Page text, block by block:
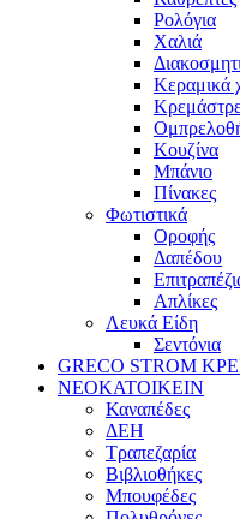
Ρολόγια
Χαλιά
Κεραμικά
Κουζίνα
Μπάνιο
Πίνακες
Φωτιστικά
Οροφής
Δαπέδου
Απλίκες
Λευκά Είδη
Σεντόνια
GRECO STROM
ΝΕΟΚΑΤΟΙΚΕΙΝ
Καναπέδες
ΔΕΗ
Τραπεζαρία
Βιβλιοθήκες
Μπουφέδες